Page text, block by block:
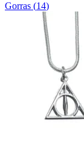
Gorras (14)